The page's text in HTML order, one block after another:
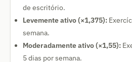
de escritório.
Levemente ativo (×1,375):
semana.
Moderadamente ativo (×1,55):
5 dias por semana.